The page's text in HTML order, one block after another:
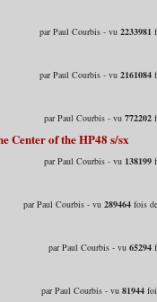
par Paul Courbis - vu2233981
par Paul Courbis - vu2161084
par Paul Courbis - vu772202
Center of the HP48 s/sx
par Paul Courbis - vu 138199
par Paul Courbis - vu289464 fois
par Paul Courbis - vu65294
par Paul Courbis - vu81944